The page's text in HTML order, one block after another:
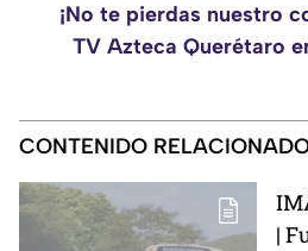
¡No te pierdas nuestro
TV Azteca Querétaro
CONTENIDO
|